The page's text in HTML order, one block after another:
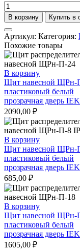
Количество
товара
Щит
встраиваемый
ЩРв-
П-18
IP41
пластиковый
белый
прозрачная
дверь
IEK
В корзину Купить в
Артикул: Категория:
Похожие товары
В корзину
Щит навесной ЩРн-
пластиковый белый
прозрачная дверь IEK
2090,00 ₽
В корзину
Щит навесной ЩРн-
пластиковый белый
прозрачная дверь IEK
685,00 ₽
В корзину
Щит навесной ЩРн-
пластиковый белый
прозрачная дверь IEK
1605,00 ₽